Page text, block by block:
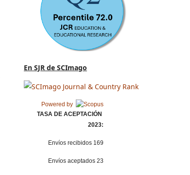
En SJR de SCImago
Powered by
TASA DE ACEPTACIÓN
2023:
Envíos recibidos 169
Envíos aceptados 23